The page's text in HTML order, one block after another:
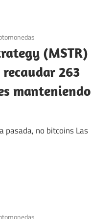
(MSTR)
263
manteniendo
pasada, no bitcoins Las